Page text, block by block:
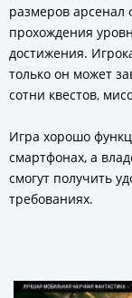
размеров арсенал
прохождения
достижения.
только он может
сотни квестов,
Игра хорошо
смартфонах, а
смогут получить
требованиях.